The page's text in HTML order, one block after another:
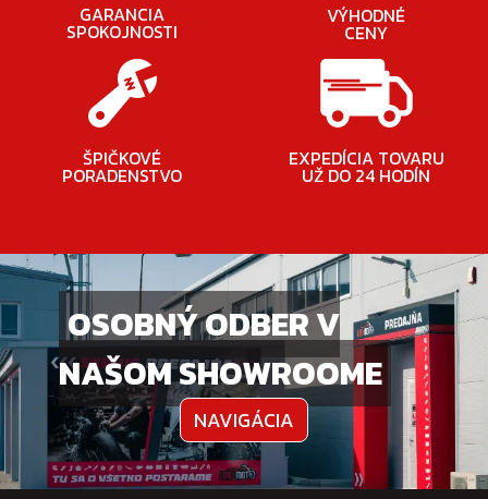
GARANCIA
SPOKOJNOSTI
VÝHODNÉ
CENY
ŠPIČKOVÉ
PORADENSTVO
EXPEDÍCIA TOVARU
UŽ DO 24 HODÍN
OSOBNÝ ODBER V
NAŠOM SHOWROOME
NAVIGÁCIA